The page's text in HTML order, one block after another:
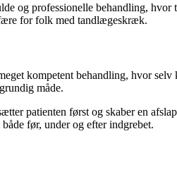
og professionelle behandling, hvor
for folk med tandlægeskræk.
kompetent behandling, hvor
måde.
patienten først og skaber en
før, under og efter indgrebet.